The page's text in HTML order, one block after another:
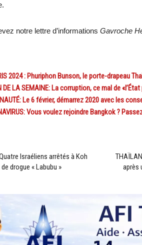
notre lettre d’informations Gavroche
2024 : Phuriphon Bunson, le porte-drapeau
DE LA SEMAINE: La corruption, ce mal de
Le 6 février, démarrez 2020 avec les
Vous voulez rejoindre Bangkok ?
Israéliens arrêtés à Koh
drogue « Labubu »
après